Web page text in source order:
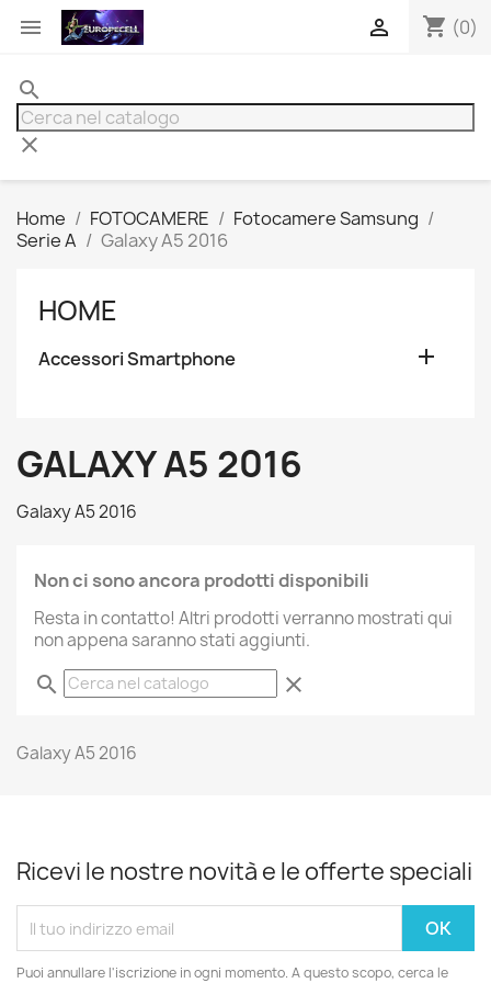
 shopping_cart (0)

search
clear
Home FOTOCAMERE
Fotocamere Samsung
Serie A
Galaxy A5 2016
HOME
Accessori Smartphone 
GALAXY A5 2016
Galaxy A5 2016
Non ci sono ancora prodotti disponibili
Resta in contatto! Altri prodotti verranno mostrati qui
non appena saranno stati aggiunti.
search clear
Galaxy A5 2016
Ricevi le nostre novità e le offerte speciali
Puoi annullare l'iscrizione in ogni momento. A questo scopo, cerca le